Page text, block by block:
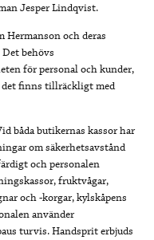
Jesper Lindqvist.
Hermanson och deras
behövs
för personal och kunder,
finns tillräckligt med
båda butikernas kassor har
om säkerhetsavstånd
och personalen
fruktvågar,
och -korgar, kylskåpens
använder
turvis. Handsprit erbjuds